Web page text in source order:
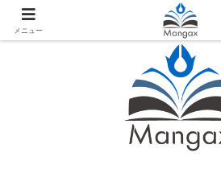
人気おすすめ漫画紹介ならMangax
メニュー